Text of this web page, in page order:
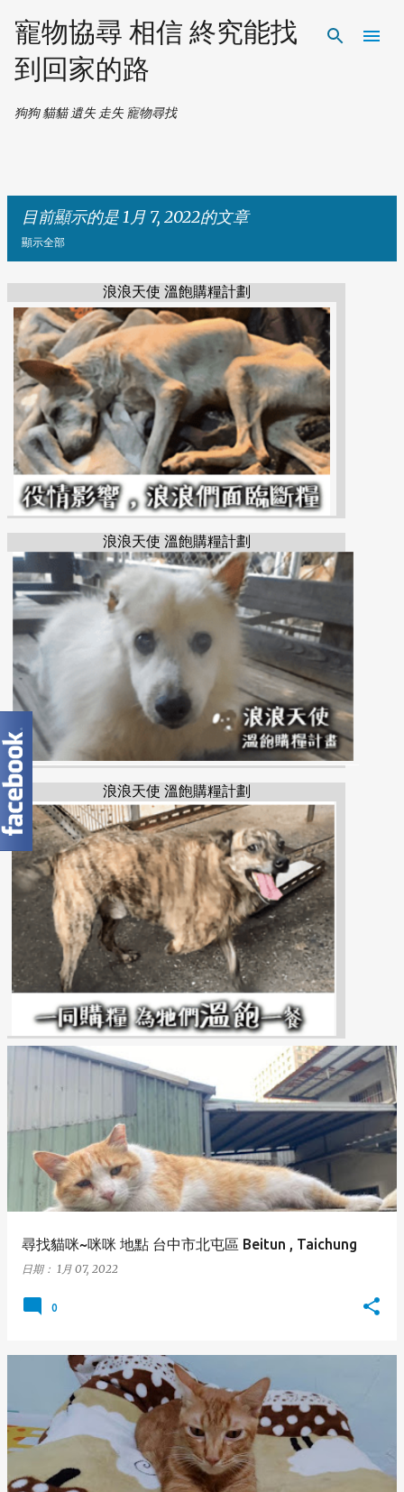
跳到主要內容
寵物協尋 相信 終究能找
到回家的路
狗狗 貓貓 遺失 走失 寵物尋找
目前顯示的是 1月 7, 2022的文章
顯示全部
發
表
文
章
浪浪天使 溫飽購糧計劃
浪浪天使 溫飽購糧計劃
浪浪天使 溫飽購糧計劃
尋找貓咪~咪咪 地點 台中市北屯區 Beitun , Taichung
日期： 1月 07, 2022
0